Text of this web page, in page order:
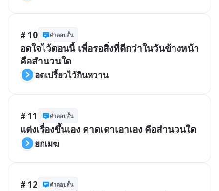
# 10 คำตอบสั้น
อดใจไว้ตอนนี้ เพื่อรอสิ่งที่ดีกว่าในวันข้างหน้า
คือสำนวนใด
อดเปรี้ยวไว้กินหวาน
# 11 คำตอบสั้น
แต่งเรื่องขึ้นเอง คาดเดาเอาเอง คือสำนวนใด
ยกเมฆ
# 12 คำตอบสั้น